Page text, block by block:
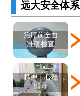
远大安全体系
治疗前全面
准确检查
精神、心理
辅导